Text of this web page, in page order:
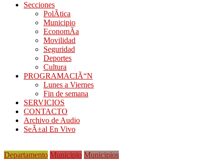
Secciones
PolÃ­tica
Municipio
EconomÃ­a
Movilidad
Seguridad
Deportes
Cultura
PROGRAMACIÃ“N
Lunes a Viernes
Fin de semana
SERVICIOS
CONTACTO
Archivo de Audio
SeÃ±al En Vivo
Departamento Municipio Municipios